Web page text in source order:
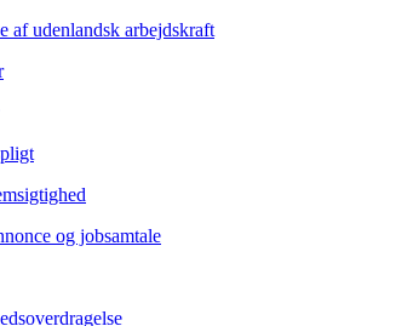
af udenlandsk arbejdskraft
og jobsamtale